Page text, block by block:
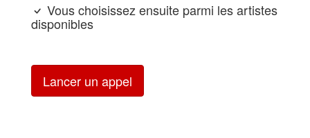
Vous choisissez ensuite parmi les artistes
disponibles
Lancer un appel